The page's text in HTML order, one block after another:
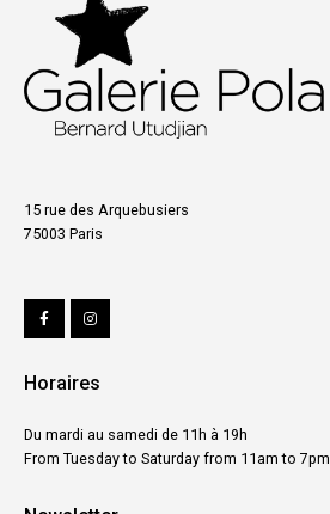
15 rue des Arquebusiers
75003 Paris
Horaires
Du mardi au samedi de 11h à 19h
From Tuesday to Saturday from 11am to 7pm